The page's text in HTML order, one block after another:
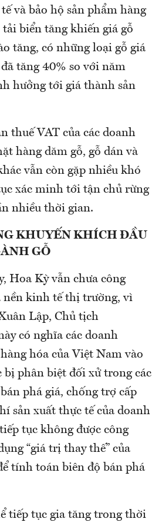
và bảo hộ sản phẩm hàng
tải biển tăng khiến giá gỗ
tăng, có những loại gỗ giá
tăng 40% so với năm
hưởng tới giá thành sản
thuế VAT của các doanh
hàng dăm gỗ, gỗ dán và
vẫn còn gặp nhiều khó
xác minh tới tận chủ rừng
nhiều thời gian.
KHUYẾN KHÍCH ĐẦU
GỖ
Hoa Kỳ vẫn chưa công
nền kinh tế thị trường, vì
Lập, Chủ tịch
có nghĩa các doanh
hóa của Việt Nam vào
bị phân biệt đối xử trong các
phá giá, chống trợ cấp
sản xuất thực tế của doanh
tục không được công
“giá trị thay thế” của
tính toán biên độ bán phá
tiếp tục gia tăng trong thời